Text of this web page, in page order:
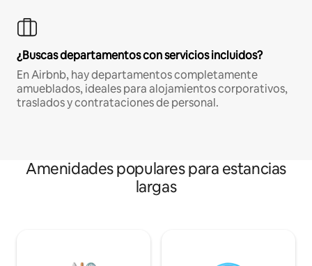
¿Buscas departamentos con servicios incluidos?
En Airbnb, hay departamentos completamente
amueblados, ideales para alojamientos corporativos,
traslados y contrataciones de personal.
Amenidades populares para estancias
largas